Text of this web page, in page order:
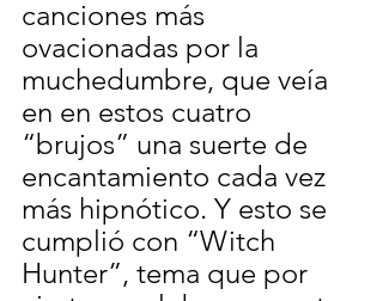
canciones más
ovacionadas por la
muchedumbre, que veía
en en estos cuatro
“brujos” una suerte de
encantamiento cada vez
más hipnótico. Y esto se
cumplió con “Witch
Hunter”, tema que por